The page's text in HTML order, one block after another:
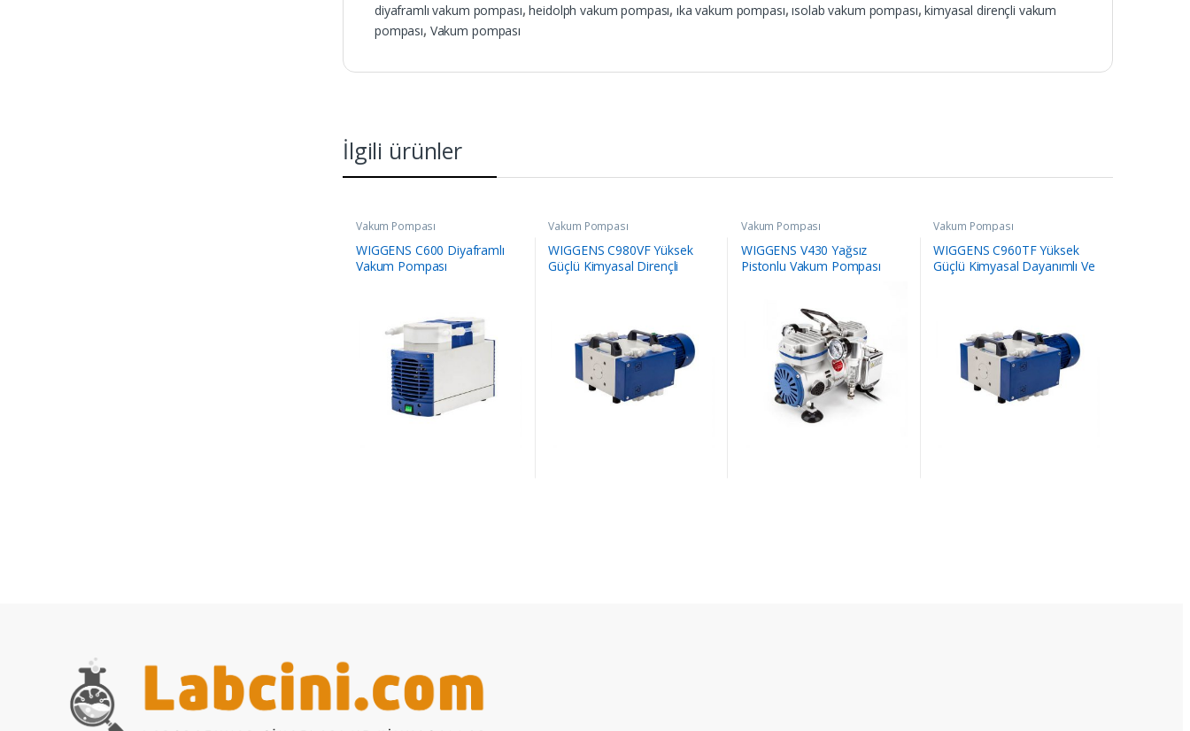
diyaframlı vakum pompası,heidolph vakum pompası,ıka vakum pompası,ısolab vakum pompası,kimyasal dirençli vakum
pompası, Vakum pompası
İlgili ürünler
Vakum Pompası
WIGGENS C600 Diyaframlı
Vakum Pompası
Vakum Pompası
WIGGENS C980VF Yüksek
Güçlü Kimyasal Dirençli
Vakum Pompası
WIGGENS V430 Yağsız
Pistonlu Vakum Pompası
Vakum Pompası
WIGGENS C960TF Yüksek
Güçlü Kimyasal Dayanımlı Ve